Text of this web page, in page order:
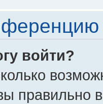
войти?
правильно